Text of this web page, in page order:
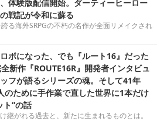
体験版配信開始。ダーティーヒーロー
戦記が令和に蘇る
る海外SRPGの不朽の名作が全面リメイクされ
ボになった、でも『ルート16』だった
新作『ROUTE16R』開発者インタビュ
フが語るシリーズの魂。そして41年
のために手作業で直した世界に1本だけ
ト”の話
継がれる過去と、新たに生まれるものとは。